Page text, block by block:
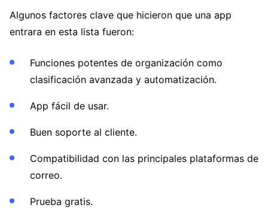
Algunos factores clave que hicieron que una app
entrara en esta lista fueron:
Funciones potentes de organización como
clasificación avanzada y automatización.
App fácil de usar.
Buen soporte al cliente.
Compatibilidad con las principales plataformas de
correo.
Prueba gratis.